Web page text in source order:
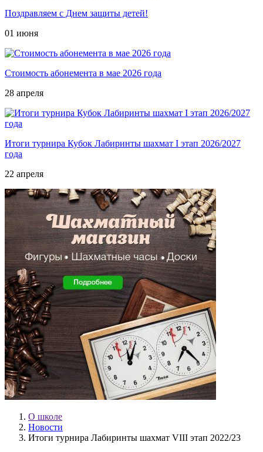
Поздравляем с Днем защиты детей!
01 июня
Стоимость абонемента в мае 2026 года
28 апреля
Итоги турнира Кубок Лабиринты шахмат I этап 2026/2027
года
22 апреля
О школе
Новости
Итоги турнира Лабиринты шахмат VIII этап 2022/23